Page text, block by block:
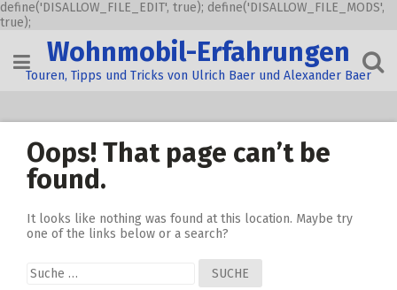
define('DISALLOW_FILE_EDIT', true); define('DISALLOW_FILE_MODS',
true);
content
Wohnmobil-Erfahrungen
Touren, Tipps und Tricks von Ulrich Baer und Alexander Baer
Oops! That page can’t be
found.
It looks like nothing was found at this location. Maybe try
one of the links below or a search?
Suche
nach: